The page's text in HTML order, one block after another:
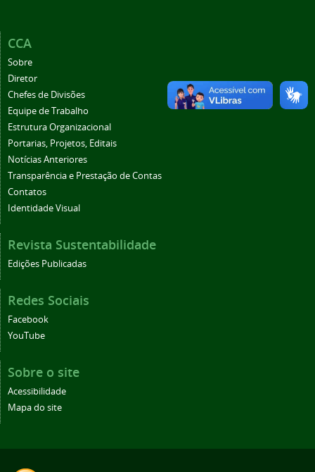
CCA
Sobre
Diretor
Chefes de Divisões
Equipe de Trabalho
Estrutura Organizacional
Portarias, Projetos, Editais
Notícias Anteriores
Transparência e Prestação de Contas
Contatos
Identidade Visual
Revista Sustentabilidade
Edições Publicadas
Redes Sociais
Facebook
YouTube
Sobre o site
Acessibilidade
Mapa do site